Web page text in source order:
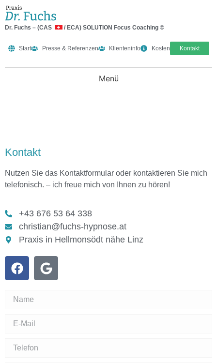
Dr. Fuchs – (CAS / ECA) SOLUTION Focus Coaching ©
Start Presse & Referenzen Klienteninfo Kosten Kontakt
Kontakt
Nutzen Sie das Kontaktformular oder kontaktieren Sie mich
telefonisch. – ich freue mich von Ihnen zu hören!
+43 676 53 64 338
christian@fuchs-hypnose.at
Praxis in Hellmonsödt nähe Linz